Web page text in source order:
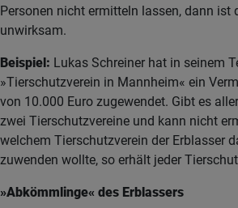
Personen nicht ermitteln lassen, dann ist
unwirksam.
Beispiel: Lukas Schreiner hat in seinem
»Tierschutzverein in Mannheim« ein
von 10.000 Euro zugewendet. Gibt es
zwei Tierschutzvereine und kann nicht
welchem Tierschutzverein der Erblasser
zuwenden wollte, so erhält jeder
»Abkömmlinge« des Erblassers